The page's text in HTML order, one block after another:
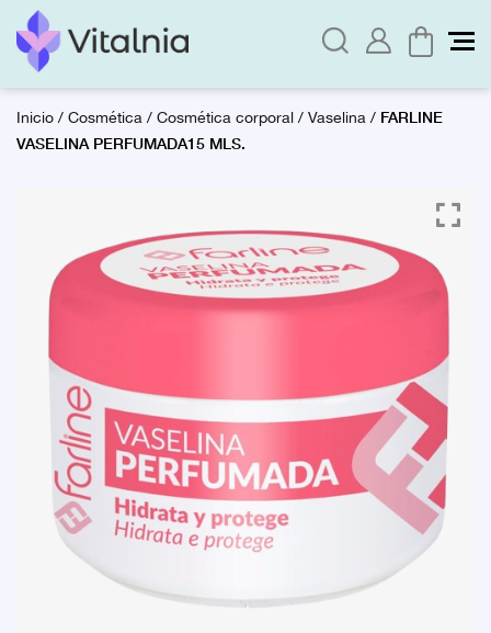
Inicio/Cosmética/Cosmética corporal/Vaselina/ FARLINE
VASELINA PERFUMADA15 MLS.